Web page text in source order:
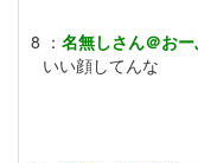
8 ： 名無しさん＠お
いい顔してんな